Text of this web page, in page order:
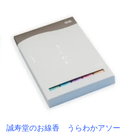
誠寿堂のお線香 うらわかアソー